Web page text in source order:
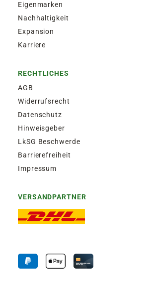
Eigenmarken
Nachhaltigkeit
Expansion
Karriere
RECHTLICHES
AGB
Widerrufsrecht
Datenschutz
Hinweisgeber
LkSG Beschwerde
Barrierefreiheit
Impressum
VERSANDPARTNER